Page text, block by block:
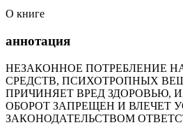
О книге
аннотация
НЕЗАКОННОЕ ПОТРЕБЛЕНИЕ
СРЕДСТВ, ПСИХОТРОПНЫХ
ПРИЧИНЯЕТ ВРЕД ЗДОРОВЬЮ,
ОБОРОТ ЗАПРЕЩЕН И ВЛЕЧЕТ
ЗАКОНОДАТЕЛЬСТВОМ